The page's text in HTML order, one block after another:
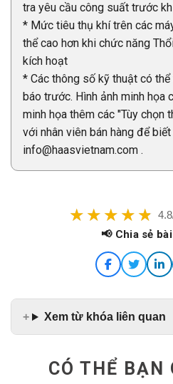
tra yêu cầu công suất trước
* Mức tiêu thụ khí trên các
thể cao hơn khi chức năng
kích hoạt
* Các thông số kỹ thuật có
báo trước. Hình ảnh minh họa
minh họa thêm các "Tùy chọn
với nhân viên bán hàng để
info@haasvietnam.com .
📢 Chia sẻ
Xem từ khóa liên quan
CÓ THỂ BẠN